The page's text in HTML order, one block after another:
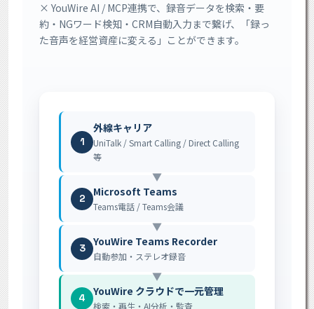
× YouWire AI / MCP連携で、録音データを検索・要
約・NGワード検知・CRM自動入力まで繋げ、「録っ
た音声を経営資産に変える」ことができます。
1
外線キャリア
UniTalk / Smart Calling / Direct Calling
等
▼
2 Microsoft Teams
Teams電話 / Teams会議
▼
3 YouWire Teams Recorder
自動参加・ステレオ録音
▼
4 YouWire クラウドで一元管理
検索・再生・AI分析・監査